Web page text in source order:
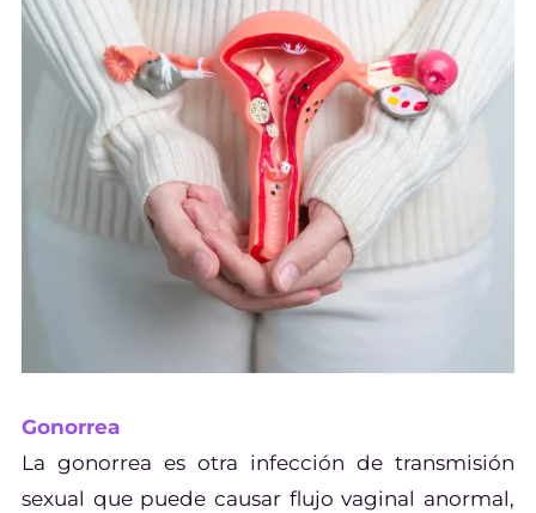
Gonorrea
La gonorrea es otra infección de transmisión
sexual que puede causar flujo vaginal anormal,